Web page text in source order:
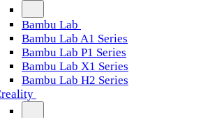
Bambu Lab
Bambu Lab A1 Series
Bambu Lab P1 Series
Bambu Lab X1 Series
Bambu Lab H2 Series